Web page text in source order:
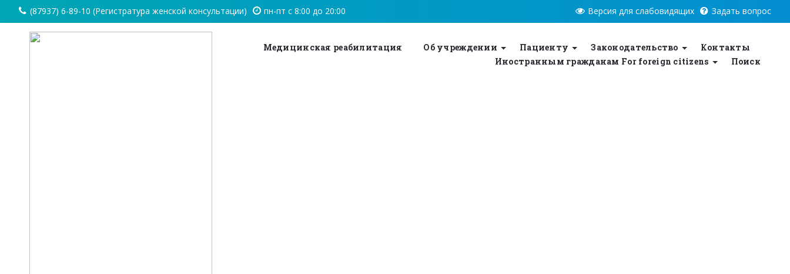
(87937) 6-89-10 (Регистратура женской консультации) пн-пт с 8:00 до 20:00 Версия для слабовидящих Задать вопрос
Медицинская реабилитация Об учреждении Пациенту Законодательство
Контакты
Иностранным гражданам For foreign citizens
Поиск